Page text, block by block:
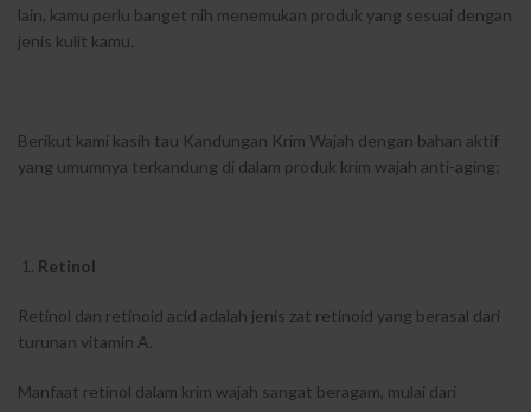
lain, kamu perlu banget nih menemukan produk yang sesuai dengan
jenis kulit kamu.
Berikut kami kasih tau Kandungan Krim Wajah dengan bahan aktif
yang umumnya terkandung di dalam produk krim wajah anti-aging:
Retinol
Retinol dan retinoid acid adalah jenis zat retinoid yang berasal dari
turunan vitamin A.
Manfaat retinol dalam krim wajah sangat beragam, mulai dari